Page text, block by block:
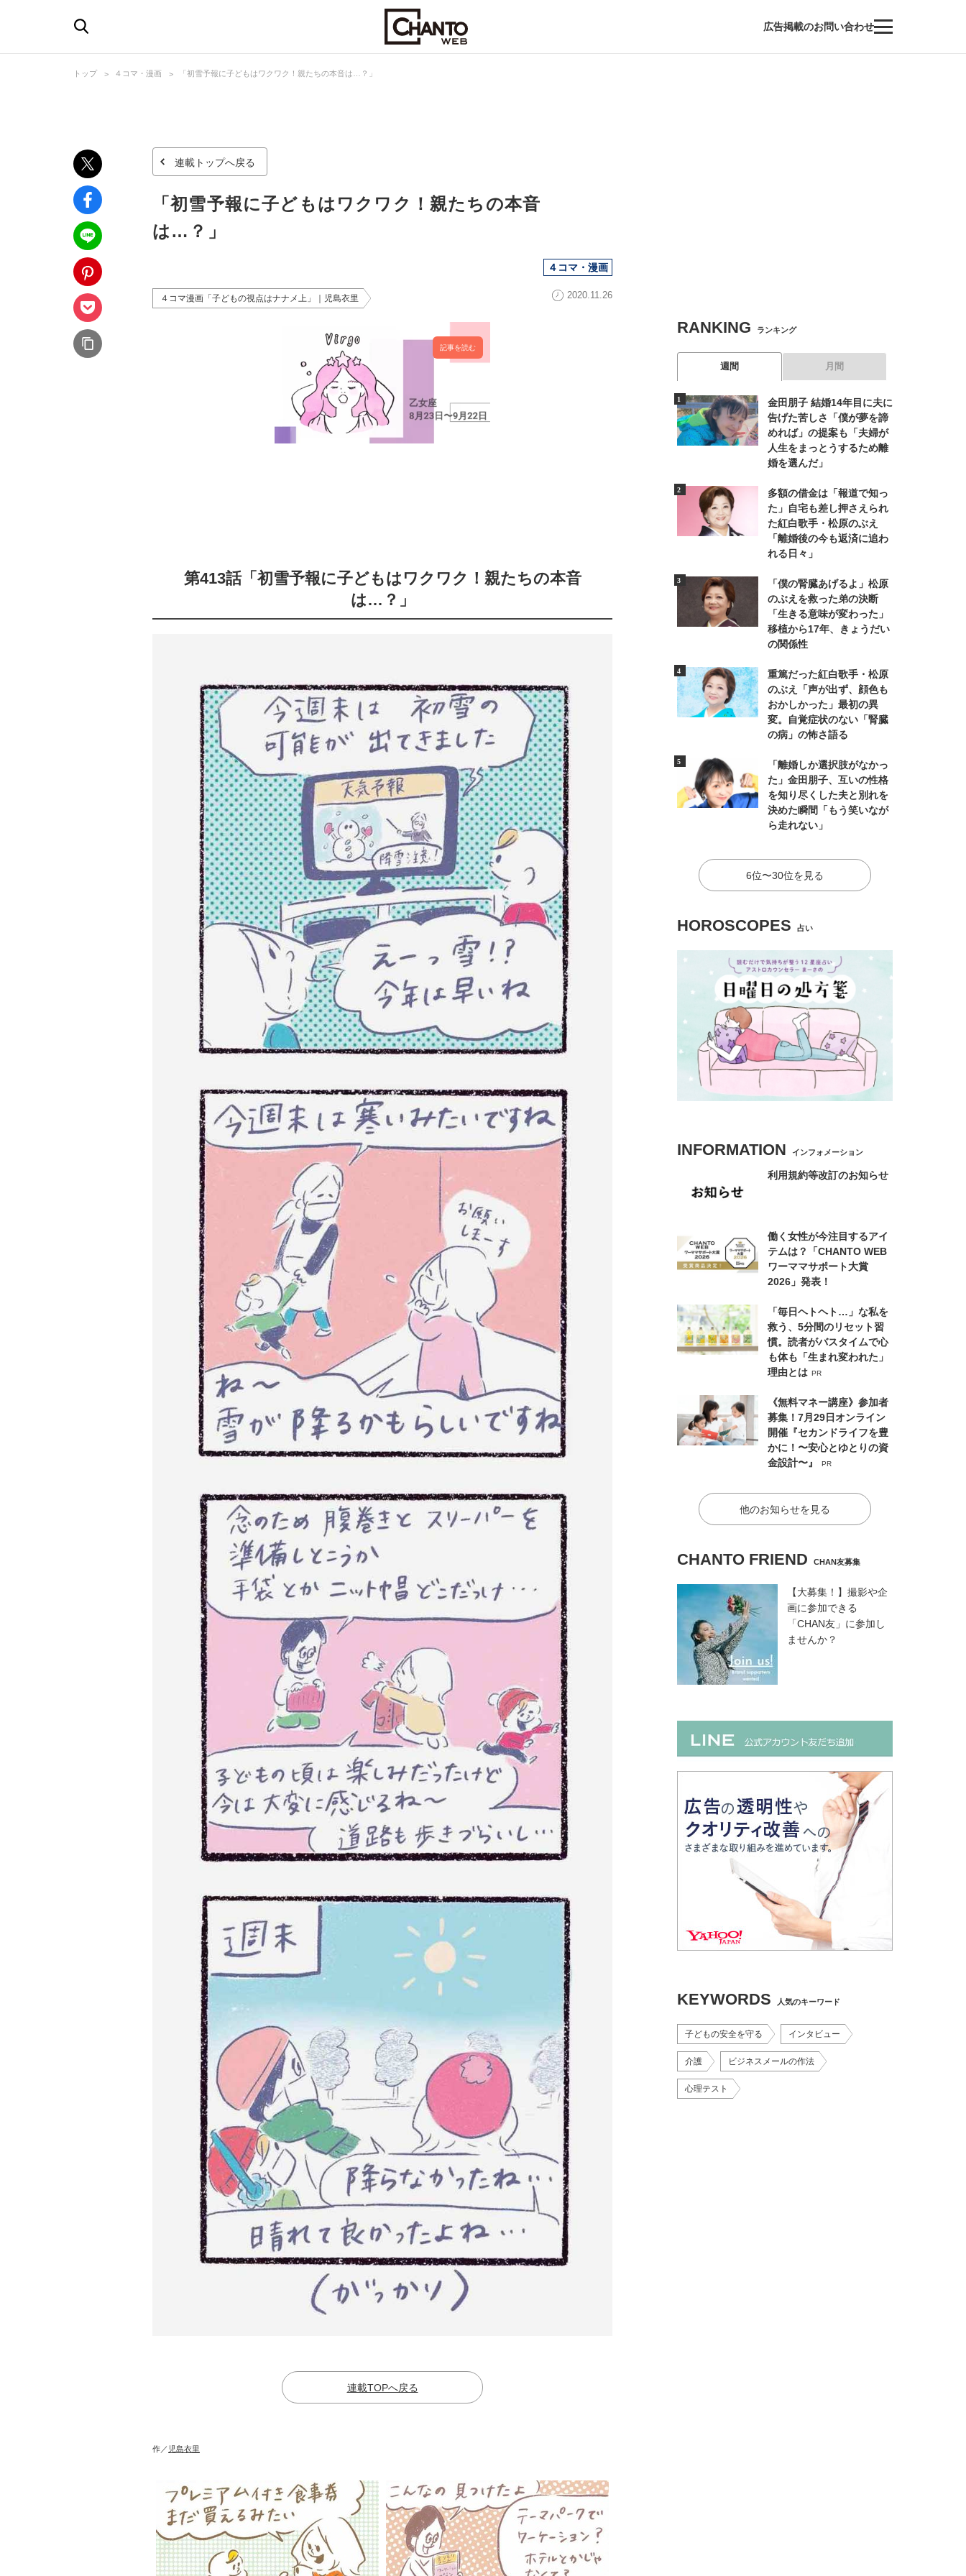
広告掲載のお問い合わせ
トップ ４コマ・漫画 「初雪予報に子どもはワクワク！親たちの本音は…？」
連載トップへ戻る
「初雪予報に子どもはワクワク！親たちの本音
は…？」
４コマ・漫画
４コマ漫画「子どもの視点はナナメ上」｜児島衣里 2020.11.26
記事を読む
第413話「初雪予報に子どもはワクワク！親たちの本音
は…？」
連載TOPへ戻る
作／ 児島衣里
RANKING ランキング
週間 月間
金田朋子 結婚14年目に夫に
告げた苦しさ「僕が夢を諦
めれば」の提案も「夫婦が
人生をまっとうするため離
婚を選んだ」
多額の借金は「報道で知っ
た」自宅も差し押さえられ
た紅白歌手・松原のぶえ
「離婚後の今も返済に追わ
れる日々」
「僕の腎臓あげるよ」松原
のぶえを救った弟の決断
「生きる意味が変わった」
移植から17年、きょうだい
の関係性
重篤だった紅白歌手・松原
のぶえ「声が出ず、顔色も
おかしかった」最初の異
変。自覚症状のない「腎臓
の病」の怖さ語る
「離婚しか選択肢がなかっ
た」金田朋子、互いの性格
を知り尽くした夫と別れを
決めた瞬間「もう笑いなが
ら走れない」
6位〜30位を見る
HOROSCOPES 占い
INFORMATION インフォメーション
利用規約等改訂のお知らせ
働く女性が今注目するアイ
テムは？「CHANTO WEB
ワーママサポート大賞
2026」発表！
「毎日ヘトヘト…」な私を
救う、5分間のリセット習
慣。読者がバスタイムで心
も体も「生まれ変われた」
理由とは PR
《無料マネー講座》参加者
募集！7月29日オンライン
開催『セカンドライフを豊
かに！〜安心とゆとりの資
金設計〜』
PR
他のお知らせを見る
CHANTO FRIEND CHAN友募集
【大募集！】撮影や企
画に参加できる
「CHAN友」に参加し
ませんか？
KEYWORDS 人気のキーワード
子どもの安全を守る インタビュー
介護 ビジネスメールの作法
心理テスト